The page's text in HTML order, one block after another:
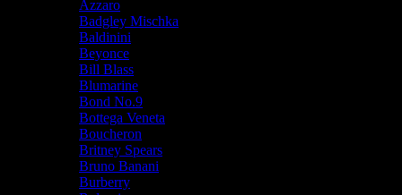
Azzaro
Badgley Mischka
Baldinini
Beyonce
Bill Blass
Blumarine
Bond No.9
Bottega Veneta
Boucheron
Britney Spears
Bruno Banani
Burberry